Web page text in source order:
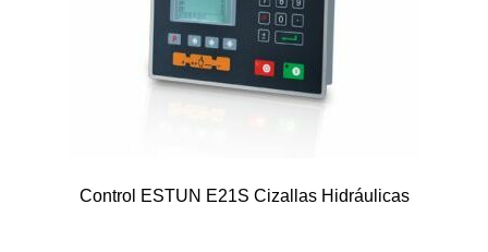
Control ESTUN E21S Cizallas Hidráulicas